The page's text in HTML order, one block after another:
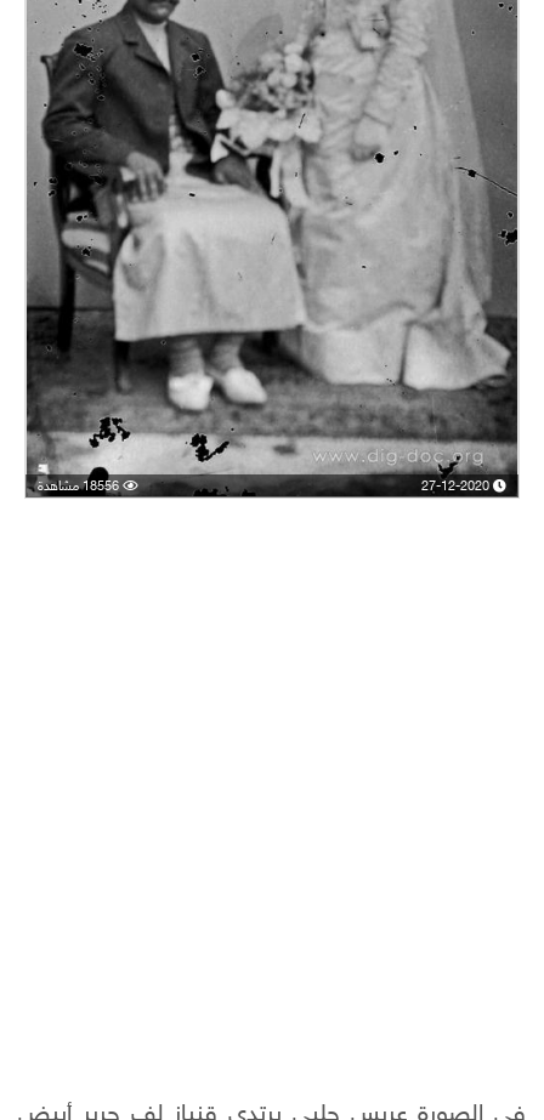
27-12-2020 18556 مشاهدة